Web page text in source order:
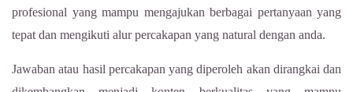
profesional yang mampu mengajukan berbagai pertanyaan yang
tepat dan mengikuti alur percakapan yang natural dengan anda.
Jawaban atau hasil percakapan yang diperoleh akan dirangkai dan